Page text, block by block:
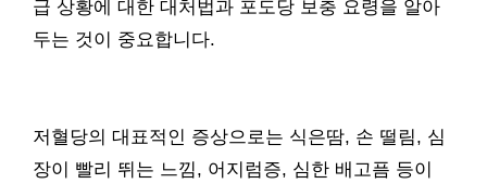
급 상황에 대한 대처법과 포도당 보충 요령을 알아
두는 것이 중요합니다.
저혈당의 대표적인 증상으로는 식은땀, 손 떨림, 심
장이 빨리 뛰는 느낌, 어지럼증, 심한 배고픔 등이